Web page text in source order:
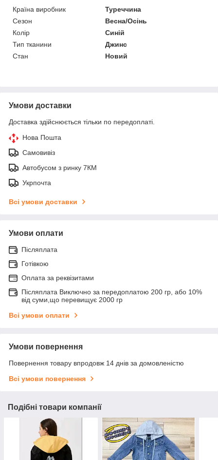
Країна виробник
Туреччина
Сезон
Весна/Осінь
Колір
Синій
Тип тканини
Джинс
Стан
Новий
Умови доставки
Доставка здійснюється тільки по передоплаті.
Нова Пошта
Самовивіз
Автобусом з ринку 7КМ
Укрпочта
Всі умови доставки
Умови оплати
Післяплата
Готівкою
Оплата за реквізитами
Післяплата Виключно за передоплатою 200 гр, або 10%
від суми,що перевищує 2000 гр
Всі умови оплати
Умови повернення
Повернення товару впродовж 14 днів за домовленістю
Всі умови повернення
Подібні товари компанії